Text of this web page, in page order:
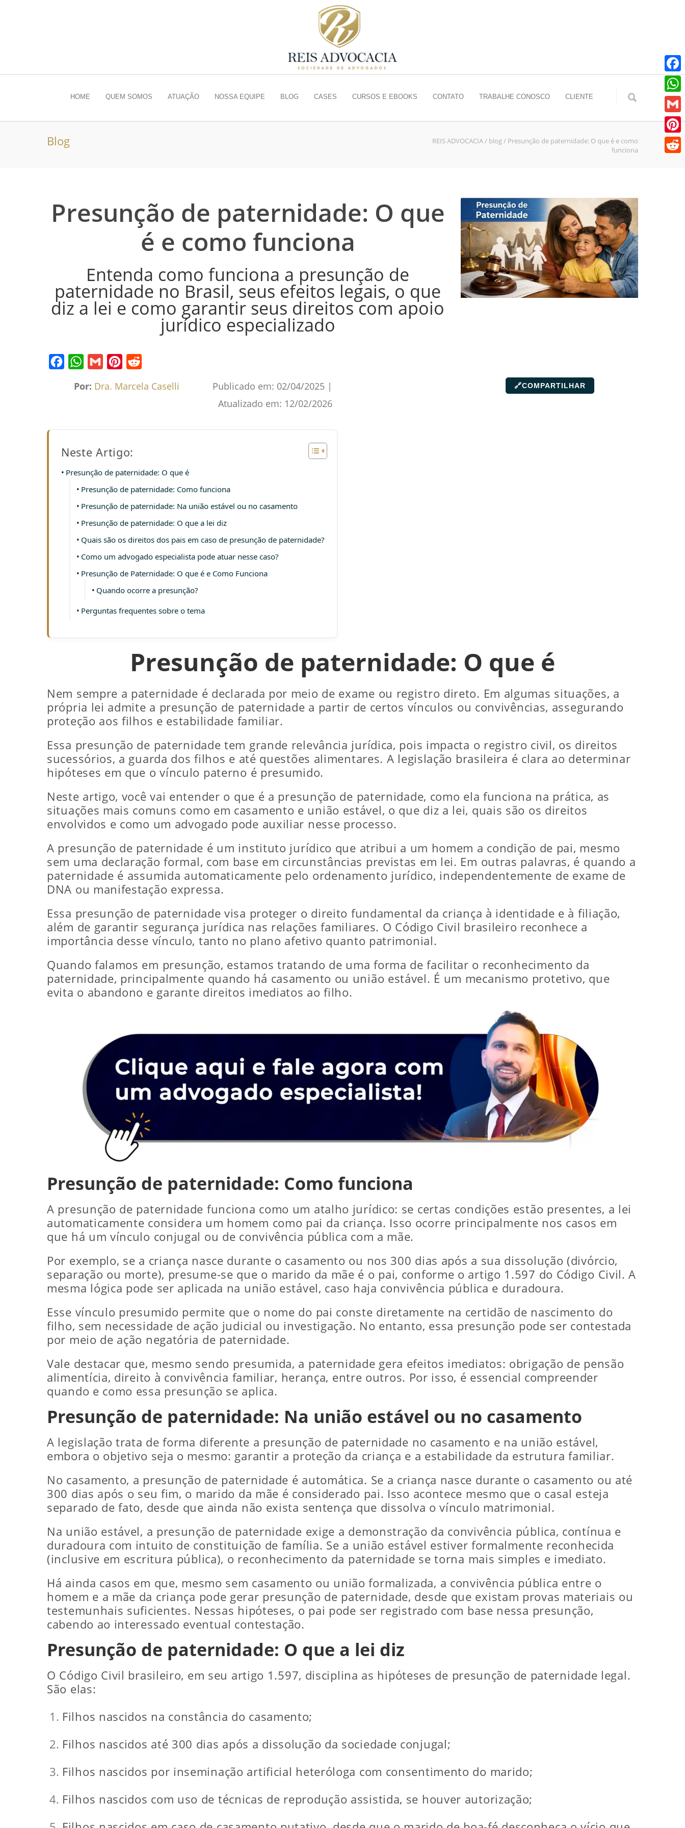
HOME QUEM SOMOS ATUAÇÃO NOSSA EQUIPE BLOG CASES CURSOS E EBOOKS CONTATO TRABALHE CONOSCO CLIENTE
Blog REIS ADVOCACIA/ blog/ Presunção de paternidade: O que é e como
funciona
Presunção de paternidade: O que
é e como funciona
Entenda como funciona a presunção de
paternidade no Brasil, seus efeitos legais, o que
diz a lei e como garantir seus direitos com apoio
jurídico especializado
Por: Dra. Marcela Caselli Publicado em: 02/04/2025 |
Atualizado em: 12/02/2026
🔗COMPARTILHAR
Neste Artigo:
Presunção de paternidade: O que é
Presunção de paternidade: Como funciona
Presunção de paternidade: Na união estável ou no casamento
Presunção de paternidade: O que a lei diz
Quais são os direitos dos pais em caso de presunção de paternidade?
Como um advogado especialista pode atuar nesse caso?
Presunção de Paternidade: O que é e Como Funciona
Quando ocorre a presunção?
Perguntas frequentes sobre o tema
Presunção de paternidade: O que é
Nem sempre a paternidade é declarada por meio de exame ou registro direto. Em algumas situações, a
própria lei admite a presunção de paternidade a partir de certos vínculos ou convivências, assegurando
proteção aos filhos e estabilidade familiar.
Essa presunção de paternidade tem grande relevância jurídica, pois impacta o registro civil, os direitos
sucessórios, a guarda dos filhos e até questões alimentares. A legislação brasileira é clara ao determinar
hipóteses em que o vínculo paterno é presumido.
Neste artigo, você vai entender o que é a presunção de paternidade, como ela funciona na prática, as
situações mais comuns como em casamento e união estável, o que diz a lei, quais são os direitos
envolvidos e como um advogado pode auxiliar nesse processo.
A presunção de paternidade é um instituto jurídico que atribui a um homem a condição de pai, mesmo
sem uma declaração formal, com base em circunstâncias previstas em lei. Em outras palavras, é quando a
paternidade é assumida automaticamente pelo ordenamento jurídico, independentemente de exame de
DNA ou manifestação expressa.
Essa presunção de paternidade visa proteger o direito fundamental da criança à identidade e à filiação,
além de garantir segurança jurídica nas relações familiares. O Código Civil brasileiro reconhece a
importância desse vínculo, tanto no plano afetivo quanto patrimonial.
Quando falamos em presunção, estamos tratando de uma forma de facilitar o reconhecimento da
paternidade, principalmente quando há casamento ou união estável. É um mecanismo protetivo, que
evita o abandono e garante direitos imediatos ao filho.
Presunção de paternidade: Como funciona
A presunção de paternidade funciona como um atalho jurídico: se certas condições estão presentes, a lei
automaticamente considera um homem como pai da criança. Isso ocorre principalmente nos casos em
que há um vínculo conjugal ou de convivência pública com a mãe.
Por exemplo, se a criança nasce durante o casamento ou nos 300 dias após a sua dissolução (divórcio,
separação ou morte), presume-se que o marido da mãe é o pai, conforme o artigo 1.597 do Código Civil. A
mesma lógica pode ser aplicada na união estável, caso haja convivência pública e duradoura.
Esse vínculo presumido permite que o nome do pai conste diretamente na certidão de nascimento do
filho, sem necessidade de ação judicial ou investigação. No entanto, essa presunção pode ser contestada
por meio de ação negatória de paternidade.
Vale destacar que, mesmo sendo presumida, a paternidade gera efeitos imediatos: obrigação de pensão
alimentícia, direito à convivência familiar, herança, entre outros. Por isso, é essencial compreender
quando e como essa presunção se aplica.
Presunção de paternidade: Na união estável ou no casamento
A legislação trata de forma diferente a presunção de paternidade no casamento e na união estável,
embora o objetivo seja o mesmo: garantir a proteção da criança e a estabilidade da estrutura familiar.
No casamento, a presunção de paternidade é automática. Se a criança nasce durante o casamento ou até
300 dias após o seu fim, o marido da mãe é considerado pai. Isso acontece mesmo que o casal esteja
separado de fato, desde que ainda não exista sentença que dissolva o vínculo matrimonial.
Na união estável, a presunção de paternidade exige a demonstração da convivência pública, contínua e
duradoura com intuito de constituição de família. Se a união estável estiver formalmente reconhecida
(inclusive em escritura pública), o reconhecimento da paternidade se torna mais simples e imediato.
Há ainda casos em que, mesmo sem casamento ou união formalizada, a convivência pública entre o
homem e a mãe da criança pode gerar presunção de paternidade, desde que existam provas materiais ou
testemunhais suficientes. Nessas hipóteses, o pai pode ser registrado com base nessa presunção,
cabendo ao interessado eventual contestação.
Presunção de paternidade: O que a lei diz
O Código Civil brasileiro, em seu artigo 1.597, disciplina as hipóteses de presunção de paternidade legal.
São elas:
Filhos nascidos na constância do casamento;
Filhos nascidos até 300 dias após a dissolução da sociedade conjugal;
Filhos nascidos por inseminação artificial heteróloga com consentimento do marido;
Filhos nascidos com uso de técnicas de reprodução assistida, se houver autorização;
Gmail